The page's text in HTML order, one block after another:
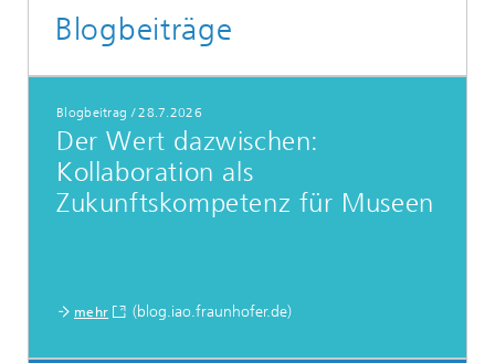
Blogbeiträge
Blogbeitrag / 28.7.2026
Der Wert dazwischen:
Kollaboration als
Zukunftskompetenz für Museen
mehr (blog.iao.fraunhofer.de)